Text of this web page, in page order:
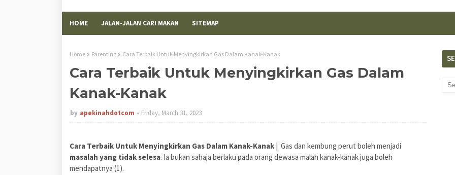
HOME JALAN-JALAN CARI MAKAN SITEMAP
Home Parenting Cara Terbaik Untuk Menyingkirkan Gas Dalam Kanak-Kanak
Cara Terbaik Untuk Menyingkirkan Gas Dalam
Kanak-Kanak
by apekinahdotcom Friday, March 31, 2023
Cara Terbaik Untuk Menyingkirkan Gas Dalam Kanak-Kanak | Gas dan kembung perut boleh menjadi
masalah yang tidak selesa. Ia bukan sahaja berlaku pada orang dewasa malah kanak-kanak juga boleh
mendapatnya (1).